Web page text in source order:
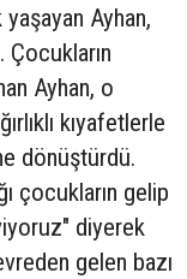
Ayhan,
Çocukların
Ayhan, o
kıyafetlerle
dönüştürdü.
çocukların gelip
diyerek
gelen bazı